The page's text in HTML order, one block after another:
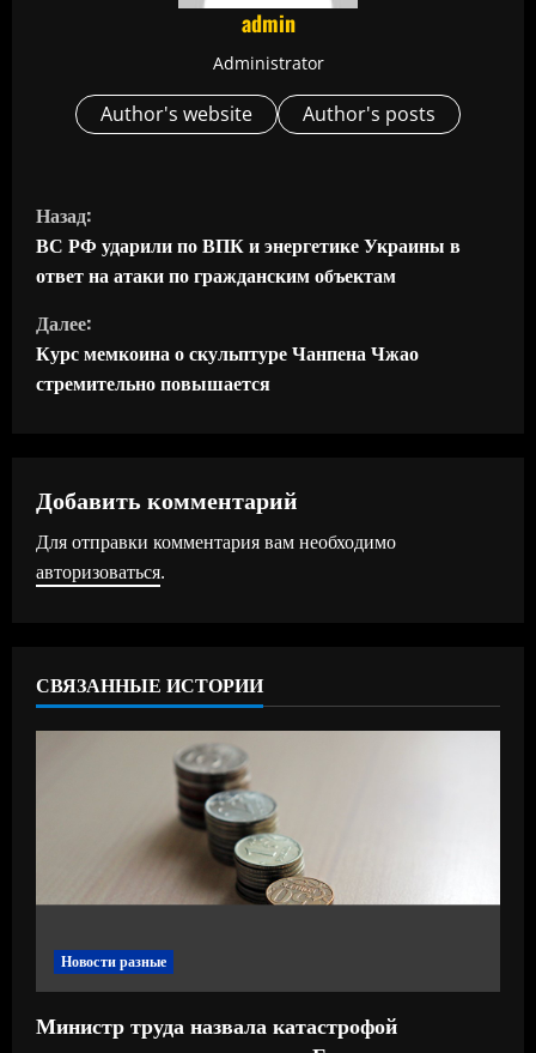
admin
Administrator
Author's website Author's posts
П
р
о
д
о
ж
и
ч
и
Назад:
ВС РФ ударили по ВПК и энергетике Украины в
ответ на атаки по гражданским объектам
Далее:
Курс мемкоина о скульптуре Чанпена Чжао
стремительно повышается
Добавить комментарий
Для отправки комментария вам необходимо
авторизоваться.
СВЯЗАННЫЕ ИСТОРИИ
Новости разные
Министр труда назвала катастрофой